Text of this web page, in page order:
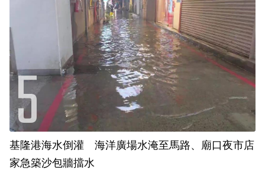
基隆港海水倒灌 海洋廣場水淹至馬路、廟口夜市店
家急築沙包牆擋水